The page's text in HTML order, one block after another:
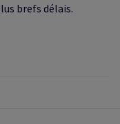
brefs délais.